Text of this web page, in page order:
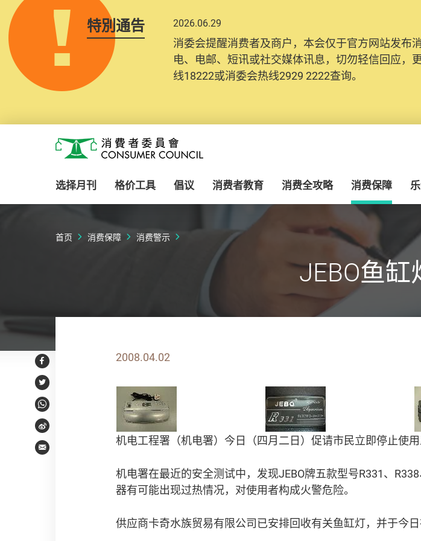
特別通告 2026.06.29
消委会提醒消费者及商户，本会仅于官方网站发布
电、电邮、短讯或社交媒体讯息，切勿轻信回应，
线18222或消委会热线2929 2222查询。
消费者委员会
选择月刊 格价工具 倡议 消费者教育 消费全攻略 消费保障
首页 消费保障 消费警示
JEBO鱼
Facebook
Twitter
WhatsApp
Weibo
Email
2008.04.02
机电工程署（机电署）今日（四月二日）促请市民立即停止使
机电署在最近的安全测试中，发现JEBO牌五款型号R331、 R338
器有可能出现过热情况，对使用者构成火警危险。
供应商卡奇水族贸易有限公司已安排回收有关鱼缸灯，并于今